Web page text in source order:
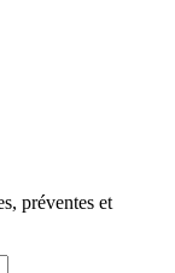
préventes et